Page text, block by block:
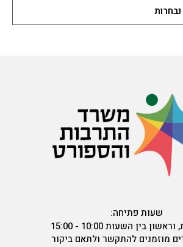
שעות פתיחה:
בין השעות 10:00 - 15:00
מוזמנים להתקשר ולתאם ביקור